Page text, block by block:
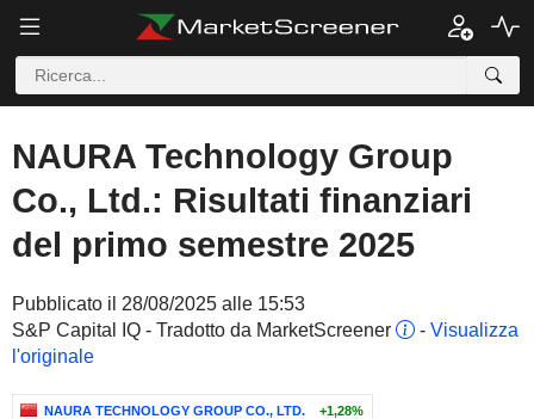
NAURA Technology Group
Co., Ltd.: Risultati finanziari
del primo semestre 2025
Pubblicato il 28/08/2025 alle 15:53
S&P Capital IQ - Tradotto da MarketScreener
- Visualizza
l'originale
NAURA TECHNOLOGY GROUP CO., LTD. +1,28%